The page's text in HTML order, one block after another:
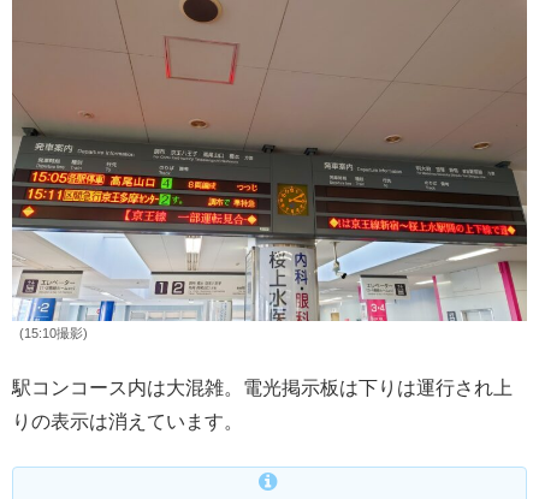
(15:10撮影)
駅コンコース内は大混雑。電光掲示板は下りは運行され上
りの表示は消えています。